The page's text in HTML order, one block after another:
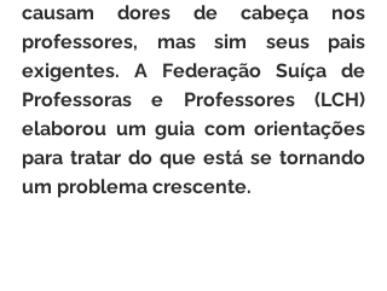
causam dores de cabeça nos
professores, mas sim seus pais
exigentes. A Federação Suíça de
Professoras e Professores (LCH)
elaborou um guia com orientações
para tratar do que está se tornando
um problema crescente.